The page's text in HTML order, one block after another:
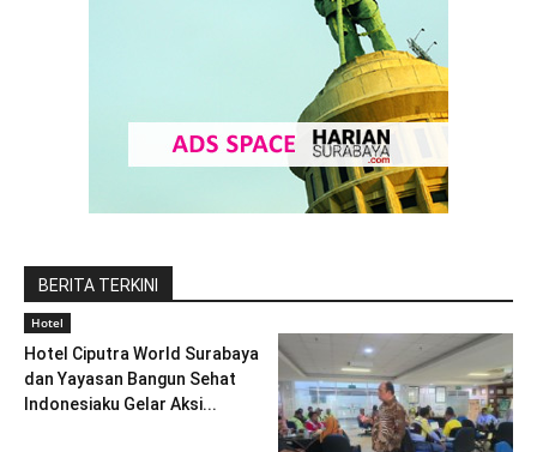
BERITA TERKINI
Hotel
Hotel Ciputra World Surabaya
dan Yayasan Bangun Sehat
Indonesiaku Gelar Aksi...